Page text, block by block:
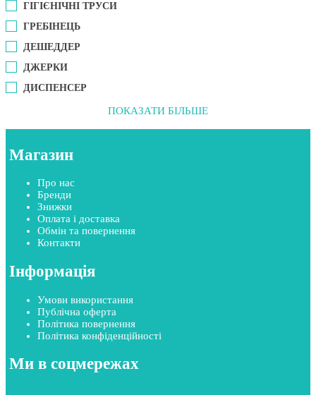
ГІГІЄНІЧНІ ТРУСИ
ГРЕБІНЕЦЬ
ДЕШЕДДЕР
ДЖЕРКИ
ДИСПЕНСЕР
ПОКАЗАТИ БІЛЬШЕ
Магазин
Про нас
Бренди
Знижки
Оплата і доставка
Обмін та повернення
Контакти
Інформація
Умови використання
Публічна оферта
Політика повернення
Політика конфіденційності
Ми в соцмережах